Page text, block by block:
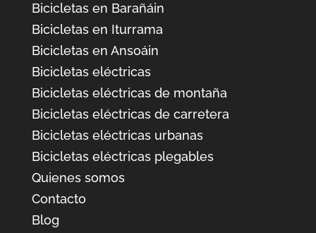
Bicicletas en Barañáin
Bicicletas en Iturrama
Bicicletas en Ansoáin
Bicicletas eléctricas
Bicicletas eléctricas de montaña
Bicicletas eléctricas de carretera
Bicicletas eléctricas urbanas
Bicicletas eléctricas plegables
Quienes somos
Contacto
Blog